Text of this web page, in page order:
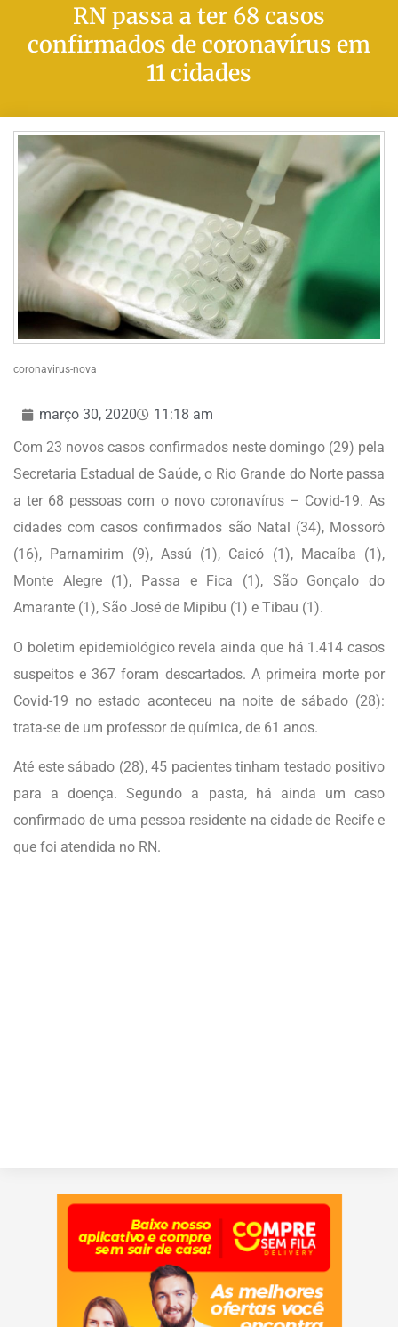
RN passa a ter 68 casos
confirmados de coronavírus em
11 cidades
coronavirus-nova
março 30, 2020
11:18 am
Com 23 novos casos confirmados neste domingo (29) pela
Secretaria Estadual de Saúde, o Rio Grande do Norte passa
a ter 68 pessoas com o novo coronavírus – Covid-19. As
cidades com casos confirmados são Natal (34), Mossoró
(16), Parnamirim (9), Assú (1), Caicó (1), Macaíba (1),
Monte Alegre (1), Passa e Fica (1), São Gonçalo do
Amarante (1), São José de Mipibu (1) e Tibau (1).
O boletim epidemiológico revela ainda que há 1.414 casos
suspeitos e 367 foram descartados. A primeira morte por
Covid-19 no estado aconteceu na noite de sábado (28):
trata-se de um professor de química, de 61 anos.
Até este sábado (28), 45 pacientes tinham testado positivo
para a doença. Segundo a pasta, há ainda um caso
confirmado de uma pessoa residente na cidade de Recife e
que foi atendida no RN.